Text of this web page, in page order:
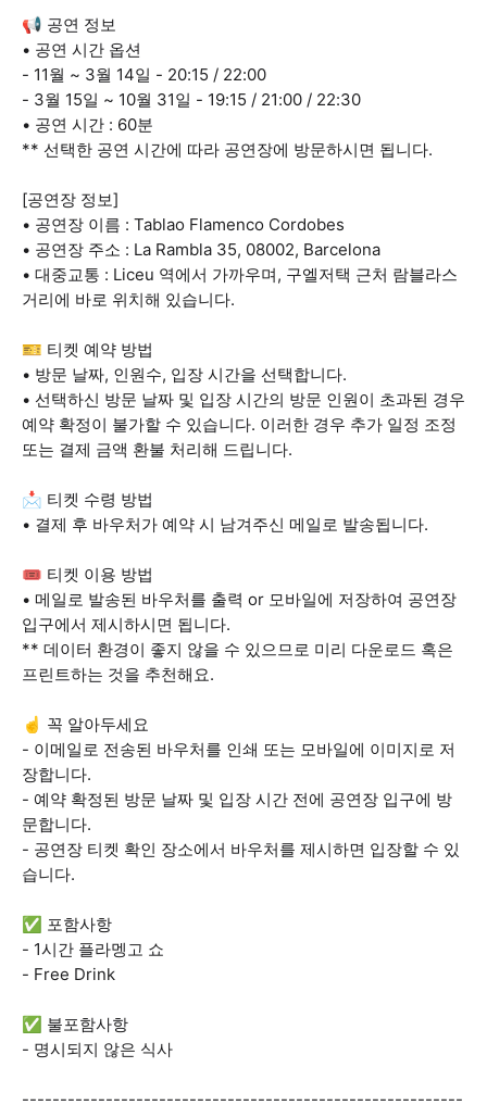
📢 공연 정보
• 공연 시간 옵션
- 11월 ~ 3월 14일 - 20:15 / 22:00
- 3월 15일 ~ 10월 31일 - 19:15 / 21:00 / 22:30
• 공연 시간 : 60분
** 선택한 공연 시간에 따라 공연장에 방문하시면 됩니다.
[공연장 정보]
• 공연장 이름 : Tablao Flamenco Cordobes
• 공연장 주소 : La Rambla 35, 08002, Barcelona
• 대중교통 : Liceu 역에서 가까우며, 구엘저택 근처 람블라스
거리에 바로 위치해 있습니다.
🎫 티켓 예약 방법
• 방문 날짜, 인원수, 입장 시간을 선택합니다.
• 선택하신 방문 날짜 및 입장 시간의 방문 인원이 초과된 경우
예약 확정이 불가할 수 있습니다. 이러한 경우 추가 일정 조정
또는 결제 금액 환불 처리해 드립니다.
📩 티켓 수령 방법
• 결제 후 바우처가 예약 시 남겨주신 메일로 발송됩니다.
🎟️ 티켓 이용 방법
• 메일로 발송된 바우처를 출력 or 모바일에 저장하여 공연장
입구에서 제시하시면 됩니다.
** 데이터 환경이 좋지 않을 수 있으므로 미리 다운로드 혹은
프린트하는 것을 추천해요.
☝️ 꼭 알아두세요
- 이메일로 전송된 바우처를 인쇄 또는 모바일에 이미지로 저
장합니다.
- 예약 확정된 방문 날짜 및 입장 시간 전에 공연장 입구에 방
문합니다.
- 공연장 티켓 확인 장소에서 바우처를 제시하면 입장할 수 있
습니다.
✅ 포함사항
- 1시간 플라멩고 쇼
- Free Drink
✅ 불포함사항
- 명시되지 않은 식사
----------------------------------------------------------